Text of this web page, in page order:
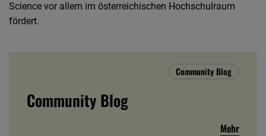
Science vor allem im österreichischen Hochschulraum
fördert.
Community Blog
Community Blog
Mehr